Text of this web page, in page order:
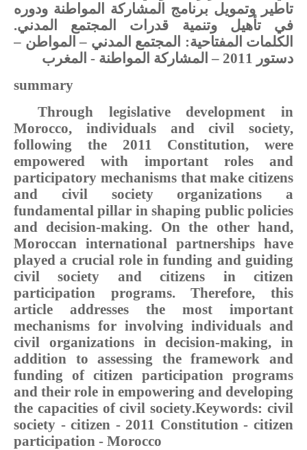
تاطير وتمويل برنامج المشاركة المواطنة ودوره
في تأهيل وتنمية قدرات المجتمع المدني.
الكلمات المفتاحية: المجتمع المدني – المواطن –
دستور 2011 – المشاركة المواطنة - المغرب
summary
Through legislative development in
Morocco, individuals and civil society,
following the 2011 Constitution, were
empowered with important roles and
participatory mechanisms that make citizens
and civil society organizations a
fundamental pillar in shaping public policies
and decision-making. On the other hand,
Moroccan international partnerships have
played a crucial role in funding and guiding
civil society and citizens in citizen
participation programs. Therefore, this
article addresses the most important
mechanisms for involving individuals and
civil organizations in decision-making, in
addition to assessing the framework and
funding of citizen participation programs
and their role in empowering and developing
the capacities of civil society.Keywords: civil
society - citizen - 2011 Constitution - citizen
participation - Morocco